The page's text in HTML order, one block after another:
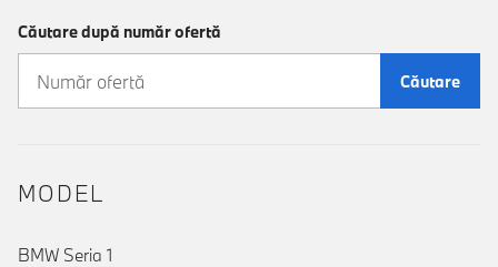
Căutare după număr ofertă
Căutare
MODEL
BMW Seria 1